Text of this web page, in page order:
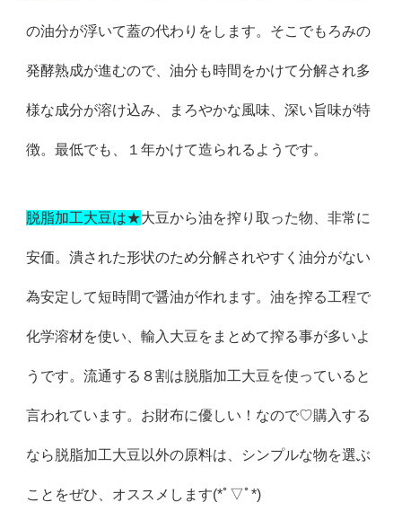
の油分が浮いて蓋の代わりをします。そこでもろみの
発酵熟成が進むので、油分も時間をかけて分解され多
様な成分が溶け込み、まろやかな風味、深い旨味が特
徴。最低でも、１年かけて造られるようです。
脱脂加工大豆は★大豆から油を搾り取った物、非常に
安価。潰された形状のため分解されやすく油分がない
為安定して短時間で醤油が作れます。油を搾る工程で
化学溶材を使い、輸入大豆をまとめて搾る事が多いよ
うです。流通する８割は脱脂加工大豆を使っていると
言われています。お財布に優しい！なので♡購入する
なら脱脂加工大豆以外の原料は、シンプルな物を選ぶ
ことをぜひ、オススメします(*ﾟ▽ﾟ*)